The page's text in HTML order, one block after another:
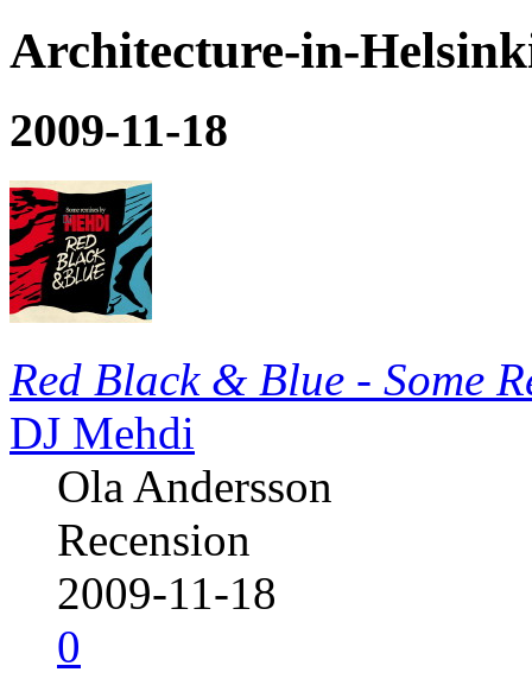
Architecture-in-
2009-11-18
Red Black & Blue - Some
DJ Mehdi
Ola Andersson
Recension
2009-11-18
0